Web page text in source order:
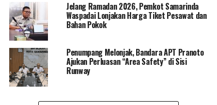
Jelang Ramadan 2026, Pemkot Samarinda
Waspadai Lonjakan Harga Tiket Pesawat dan
Bahan Pokok
Penumpang Melonjak, Bandara APT Pranoto
Ajukan Perluasan “Area Safety” di Sisi
Runway